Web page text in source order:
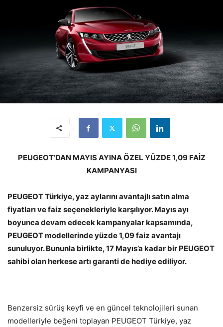
PEUGEOT’DAN MAYIS AYINA ÖZEL YÜZDE 1,09 FAİZ
KAMPANYASI
PEUGEOT Türkiye, yaz aylarını avantajlı satın alma
fiyatları ve faiz seçenekleriyle karşılıyor. Mayıs ayı
boyunca devam edecek kampanyalar kapsamında,
PEUGEOT modellerinde yüzde 1,09 faiz avantajı
sunuluyor. Bununla birlikte, 17 Mayıs’a kadar bir PEUGEOT
sahibi olan herkese artı garanti de hediye ediliyor.
Benzersiz sürüş keyfi ve en güncel teknolojileri sunan
modelleriyle beğeni toplayan PEUGEOT Türkiye, yaz